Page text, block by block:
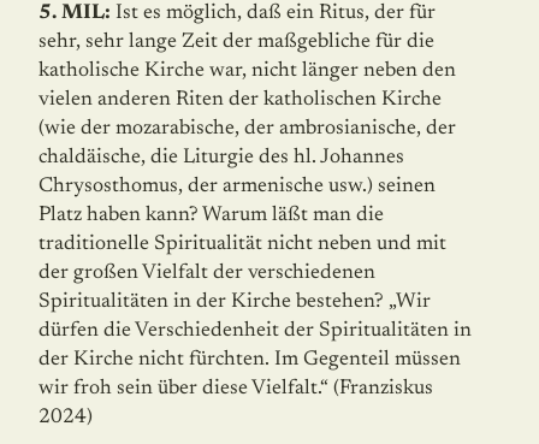
5. MIL: Ist es möglich, daß ein Ritus, der für
sehr, sehr lange Zeit der maßgebliche für die
katholische Kirche war, nicht länger neben den
vielen anderen Riten der katholischen Kirche
(wie der mozarabische, der ambrosianische, der
chaldäische, die Liturgie des hl. Johannes
Chrysosthomus, der armenische usw.) seinen
Platz haben kann? Warum läßt man die
traditionelle Spiritualität nicht neben und mit
der großen Vielfalt der verschiedenen
Spiritualitäten in der Kirche bestehen? „Wir
dürfen die Verschiedenheit der Spiritualitäten in
der Kirche nicht fürchten. Im Gegenteil müssen
wir froh sein über diese Vielfalt.“ (Franziskus
2024)